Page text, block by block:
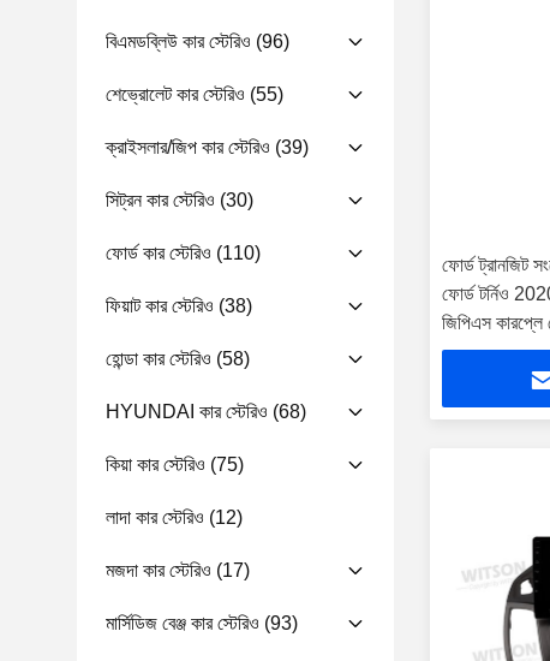
বিএমডব্লিউ কার স্টেরিও (96)
শেভ্রোলেট কার স্টেরিও (55)
ক্রাইসলার/জিপ কার স্টেরিও (39)
সিট্রন কার স্টেরিও (30)
ফোর্ড কার স্টেরিও (110)
ফিয়াট কার স্টেরিও (38)
হোন্ডা কার স্টেরিও (58)
HYUNDAI কার স্টেরিও (68)
কিয়া কার স্টেরিও (75)
লাদা কার স্টেরিও (12)
মজদা কার স্টেরিও (17)
মার্সিডিজ বেঞ্জ কার স্টেরিও (93)
ফোর্ড ট্রানজিট
ফোর্ড টর্নিও
জিপিএস কারপ্লে